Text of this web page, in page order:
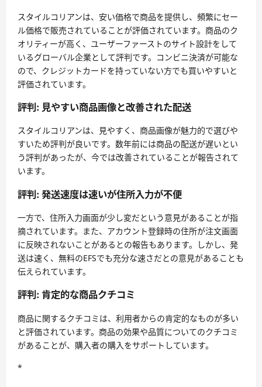
スタイルコリアンは、安い価格で商品を提供し、頻繁にセー
ル価格で販売されていることが評価されています。商品のク
オリティーが高く、ユーザーファーストのサイト設計をして
いるグローバル企業として評判です。コンビニ決済が可能な
ので、クレジットカードを持っていない方でも買いやすいと
評価されています。
評判: 見やすい商品画像と改善された配送
スタイルコリアンは、見やすく、商品画像が魅力的で選びや
すいため評判が良いです。数年前には商品の配送が遅いとい
う評判があったが、今では改善されていることが報告されて
います。
評判: 発送速度は速いが住所入力が不便
一方で、住所入力画面が少し変だという意見があることが指
摘されています。また、アカウント登録時の住所が注文画面
に反映されないことがあるとの報告もあります。しかし、発
送は速く、無料のEFSでも充分な速さだとの意見があることも
伝えられています。
評判: 肯定的な商品クチコミ
商品に関するクチコミは、利用者からの肯定的なものが多い
と評価されています。商品の効果や品質についてのクチコミ
があることが、購入者の購入をサポートしています。
*